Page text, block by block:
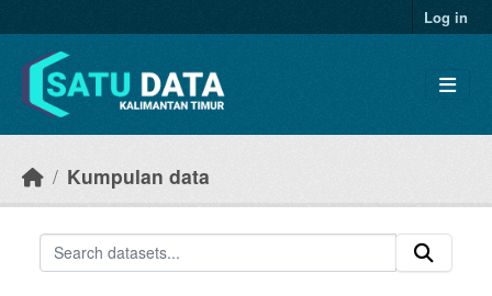
Log in
Kumpulan data